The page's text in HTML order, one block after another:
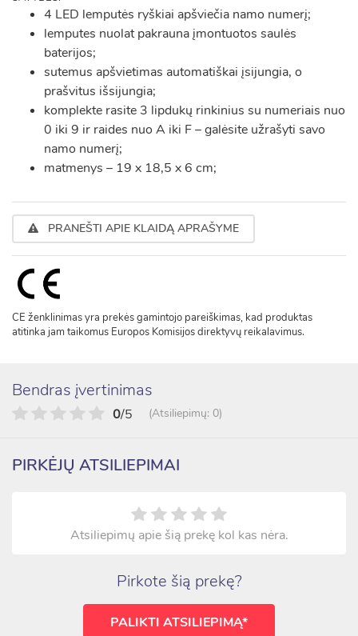
4 LED lemputės ryškiai apšviečia namo numerį;
lemputes nuolat pakrauna įmontuotos saulės
baterijos;
sutemus apšvietimas automatiškai įsijungia, o
prašvitus išsijungia;
komplekte rasite 3 lipdukų rinkinius su numeriais nuo
0 iki 9 ir raides nuo A iki F – galėsite užrašyti savo
namo numerį;
matmenys – 19 x 18,5 x 6 cm;
PRANEŠTI APIE KLAIDĄ APRAŠYME
CE ženklinimas yra prekės gamintojo pareiškimas, kad produktas
atitinka jam taikomus Europos Komisijos direktyvų reikalavimus.
Bendras įvertinimas
0/5 (Atsiliepimų: 0)
PIRKĖJŲ ATSILIEPIMAI
Atsiliepimų apie šią prekę kol kas nėra.
Pirkote šią prekę?
PALIKTI ATSILIEPIMĄ*